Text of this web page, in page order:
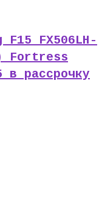
F15 FX506LH-
Fortress
в рассрочку